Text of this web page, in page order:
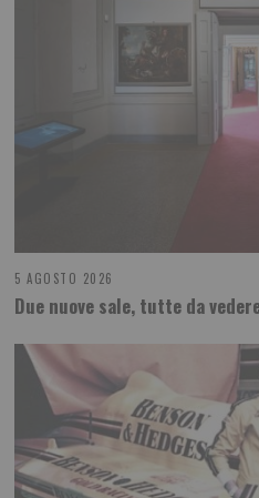
5 AGOSTO 2026
Due nuove sale, tutte da